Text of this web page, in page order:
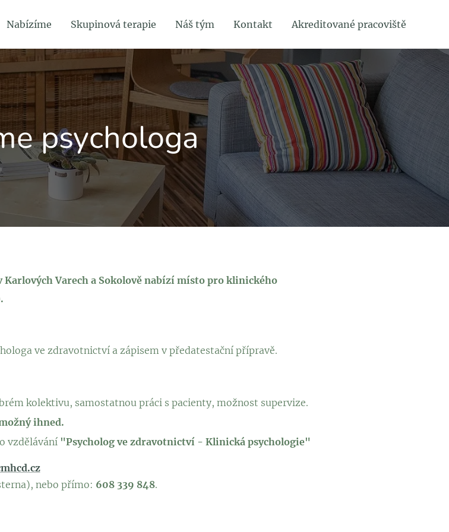
Nabízíme Skupinová terapie Náš tým Kontakt Akreditované pracoviště
psychologa
Varech a Sokolově nabízí místo pro klinického
ve zdravotnictví a zápisem v předatestační přípravě.
kolektivu, samostatnou práci s pacienty, možnost supervize.
ihned.
vzdělávání "Psycholog ve zdravotnictví - Klinická psychologie"
nebo přímo: 608 339 848.